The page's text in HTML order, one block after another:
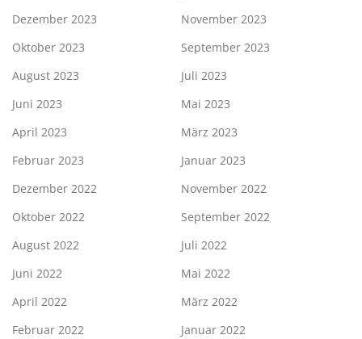
Dezember 2023
November 2023
Oktober 2023
September 2023
August 2023
Juli 2023
Juni 2023
Mai 2023
April 2023
März 2023
Februar 2023
Januar 2023
Dezember 2022
November 2022
Oktober 2022
September 2022
August 2022
Juli 2022
Juni 2022
Mai 2022
April 2022
März 2022
Februar 2022
Januar 2022